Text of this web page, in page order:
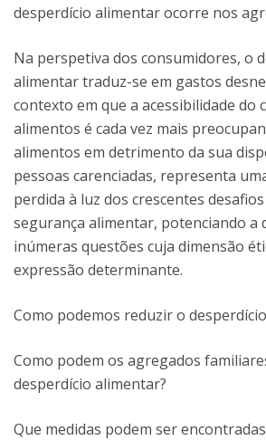
desperdício alimentar ocorre nos
Na perspetiva dos consumidores, o
alimentar traduz-se em gastos
contexto em que a acessibilidade do
alimentos é cada vez mais
alimentos em detrimento da sua
pessoas carenciadas, representa
perdida à luz dos crescentes
segurança alimentar, potenciando a
inúmeras questões cuja dimensão
expressão determinante.
Como podemos reduzir o
Como podem os agregados
desperdício alimentar?
Que medidas podem ser